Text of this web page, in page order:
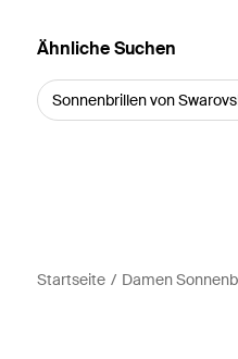
Ähnliche Suchen
Sonnenbrillen von
Startseite Damen